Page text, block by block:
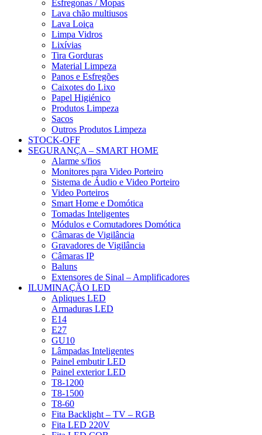
Esfregonas / Mopas
Lava chão multiusos
Lava Loiça
Limpa Vidros
Lixívias
Tira Gorduras
Material Limpeza
Panos e Esfregões
Caixotes do Lixo
Papel Higiénico
Produtos Limpeza
Sacos
Outros Produtos Limpeza
STOCK-OFF
SEGURANÇA – SMART HOME
Alarme s/fios
Monitores para Video Porteiro
Sistema de Áudio e Video Porteiro
Video Porteiros
Smart Home e Domótica
Tomadas Inteligentes
Módulos e Comutadores Domótica
Câmaras de Vigilância
Gravadores de Vigilância
Câmaras IP
Baluns
Extensores de Sinal – Amplificadores
ILUMINAÇÃO LED
Apliques LED
Armaduras LED
E14
E27
GU10
Lâmpadas Inteligentes
Painel embutir LED
Painel exterior LED
T8-1200
T8-1500
T8-60
Fita Backlight – TV – RGB
Fita LED 220V